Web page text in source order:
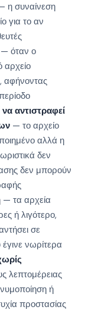
η συναίνεση
για το αν
— όταν ο
αρχείο
αφήνοντας
αντιστραφεί
— το αρχείο
αλλά η
δεν
δεν μπορούν
— τα αρχεία
ή λιγότερο,
σε
νωρίτερα
λεπτομέρειας
ή
προστασίας